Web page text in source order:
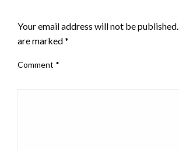
Your email address will not be published.
are marked*
Comment *